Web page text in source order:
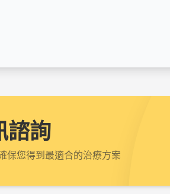
諮詢
保您得到最適合的治療方案